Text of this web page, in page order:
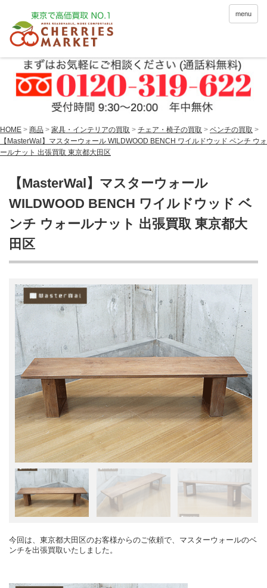
menu
HOME > 商品 > 家具・インテリアの買取 > チェア・椅子の買取 > ベンチの買取 >
【MasterWal】マスターウォール WILDWOOD BENCH ワイルドウッド ベンチ ウォ
ールナット 出張買取 東京都大田区
【MasterWal】マスターウォール
WILDWOOD BENCH ワイルドウッド ベ
ンチ ウォールナット 出張買取 東京都大
田区
今回は、東京都大田区のお客様からのご依頼で、マスターウォールのベ
ンチを出張買取いたしました。